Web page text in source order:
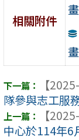
相關附件
【
隊參與志工服
【
中心於114年6